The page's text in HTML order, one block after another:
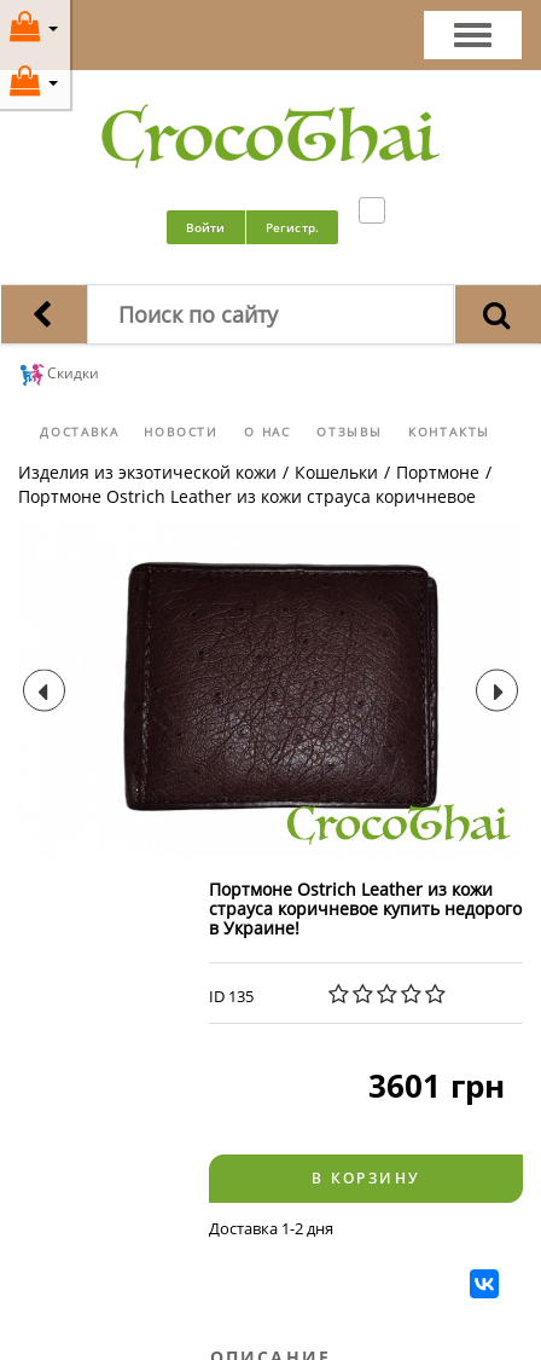
Войти Регистр.
Скидки
ДОСТАВКА НОВОСТИ О НАС ОТЗЫВЫ КОНТАКТЫ
Изделия из экзотической кожи / Кошельки / Портмоне /
Портмоне Ostrich Leather из кожи страуса коричневое
Портмоне Ostrich Leather из кожи
страуса коричневое купить недорого
в Украине!
ID 135
3601 грн
В КОРЗИНУ
Доставка 1-2 дня